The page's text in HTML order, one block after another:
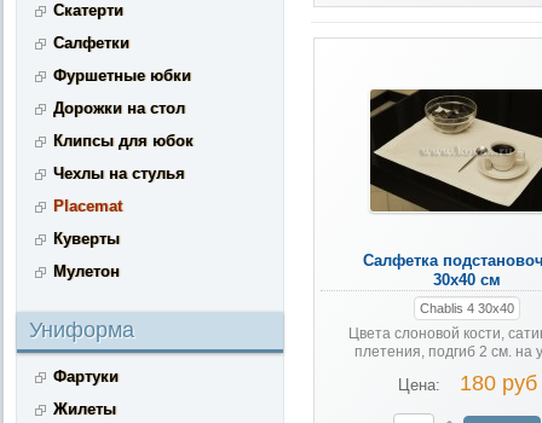
Скатерти
Салфетки
Фуршетные юбки
Дорожки на стол
Клипсы для юбок
Чехлы на стулья
Placemat
Куверты
Мулетон
Униформа
Фартуки
Жилеты
Салфетка
30х40 см
Chablis 4 30х40
Цвета слоновой кости,
плетения, подгиб 2 см. на
Цена: 180 руб